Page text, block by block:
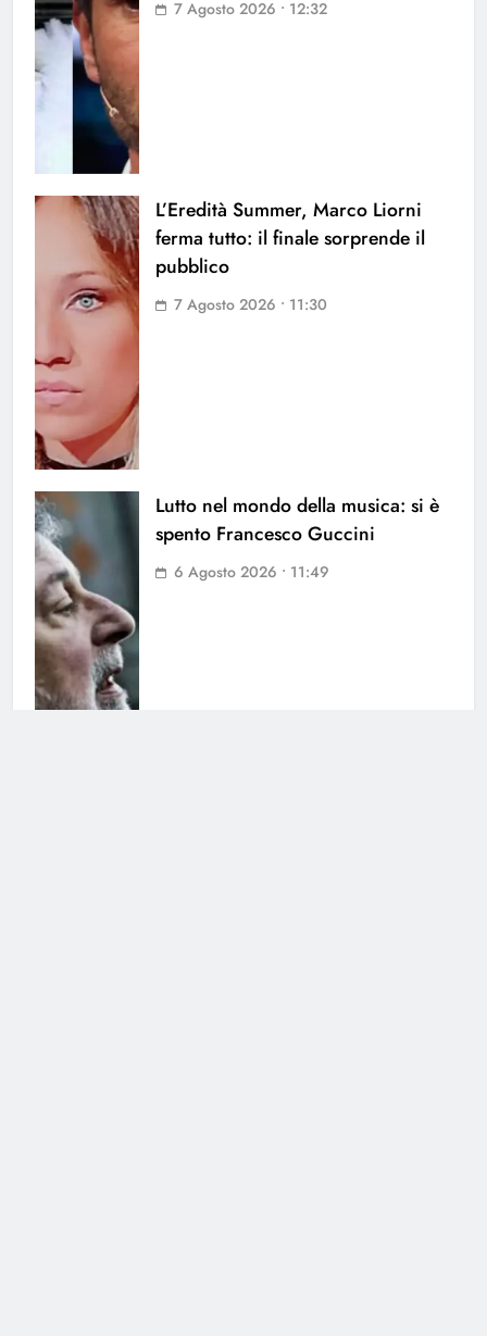
7 Agosto 2026 • 12:32
L’Eredità Summer, Marco Liorni
ferma tutto: il finale sorprende il
pubblico
7 Agosto 2026 • 11:30
Lutto nel mondo della musica: si è
spento Francesco Guccini
6 Agosto 2026 • 11:49